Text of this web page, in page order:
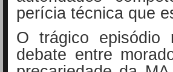
perícia técnica que
O trágico
debate entre